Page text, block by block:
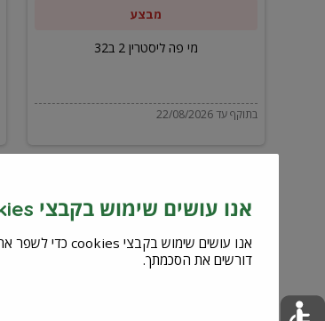
מבצע
מי פה ליסטרין 2 ב32
בתוקף עד 22/08/2026
אנו עושים שימוש בקבצי cookies כדי לשפר את השירות וחוויית המשתמש
דורשים את הסכמתך.